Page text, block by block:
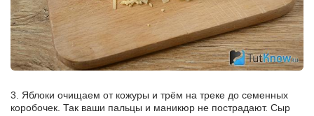
3. Яблоки очищаем от кожуры и трём на треке до семенных
коробочек. Так ваши пальцы и маникюр не пострадают. Сыр